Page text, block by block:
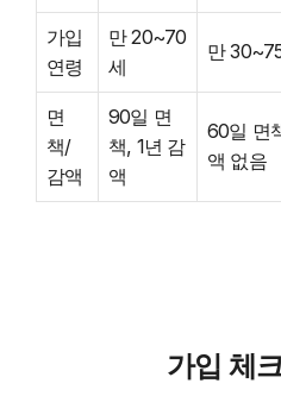
가입
연령
만 20~70
세
만
면
책/
감액
90일 면
책, 1년 감
액
60일 면
액 없음
가입 체